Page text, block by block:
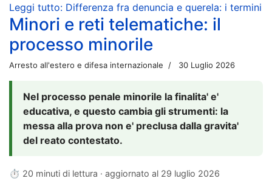
Leggi tutto: Differenza fra denuncia e querela: i termini
Minori e reti telematiche: il
processo minorile
Arresto all'estero e difesa internazionale 30 Luglio 2026
Nel processo penale minorile la finalita' e'
educativa, e questo cambia gli strumenti: la
messa alla prova non e' preclusa dalla gravita'
del reato contestato.
⏱ 20 minuti di lettura · aggiornato al 29 luglio 2026